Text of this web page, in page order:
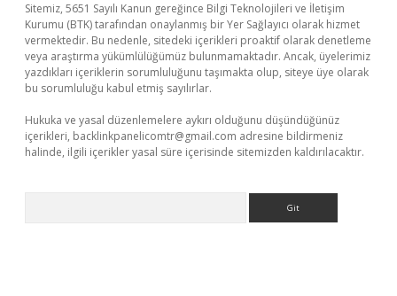
Sitemiz, 5651 Sayılı Kanun gereğince Bilgi Teknolojileri ve İletişim
Kurumu (BTK) tarafından onaylanmış bir Yer Sağlayıcı olarak hizmet
vermektedir. Bu nedenle, sitedeki içerikleri proaktif olarak denetleme
veya araştırma yükümlülüğümüz bulunmamaktadır. Ancak, üyelerimiz
yazdıkları içeriklerin sorumluluğunu taşımakta olup, siteye üye olarak
bu sorumluluğu kabul etmiş sayılırlar.
Hukuka ve yasal düzenlemelere aykırı olduğunu düşündüğünüz
içerikleri, backlinkpanelicomtr@gmail.com adresine bildirmeniz
halinde, ilgili içerikler yasal süre içerisinde sitemizden kaldırılacaktır.